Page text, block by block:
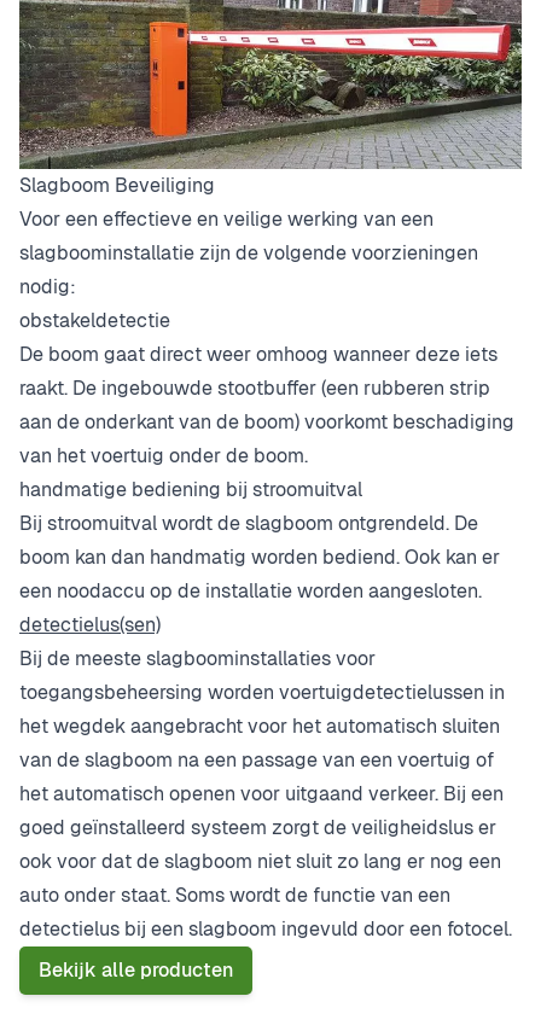
Slagboom Beveiliging
Voor een effectieve en veilige werking van een
slagboominstallatie zijn de volgende voorzieningen
nodig:
obstakeldetectie
De boom gaat direct weer omhoog wanneer deze iets
raakt. De ingebouwde stootbuffer (een rubberen strip
aan de onderkant van de boom) voorkomt beschadiging
van het voertuig onder de boom.
handmatige bediening bij stroomuitval
Bij stroomuitval wordt de slagboom ontgrendeld. De
boom kan dan handmatig worden bediend. Ook kan er
een noodaccu op de installatie worden aangesloten.
detectielus(sen)
Bij de meeste slagboominstallaties voor
toegangsbeheersing worden voertuigdetectielussen in
het wegdek aangebracht voor het automatisch sluiten
van de slagboom na een passage van een voertuig of
het automatisch openen voor uitgaand verkeer. Bij een
goed geïnstalleerd systeem zorgt de veiligheidslus er
ook voor dat de slagboom niet sluit zo lang er nog een
auto onder staat. Soms wordt de functie van een
detectielus bij een slagboom ingevuld door een fotocel.
Bekijk alle producten